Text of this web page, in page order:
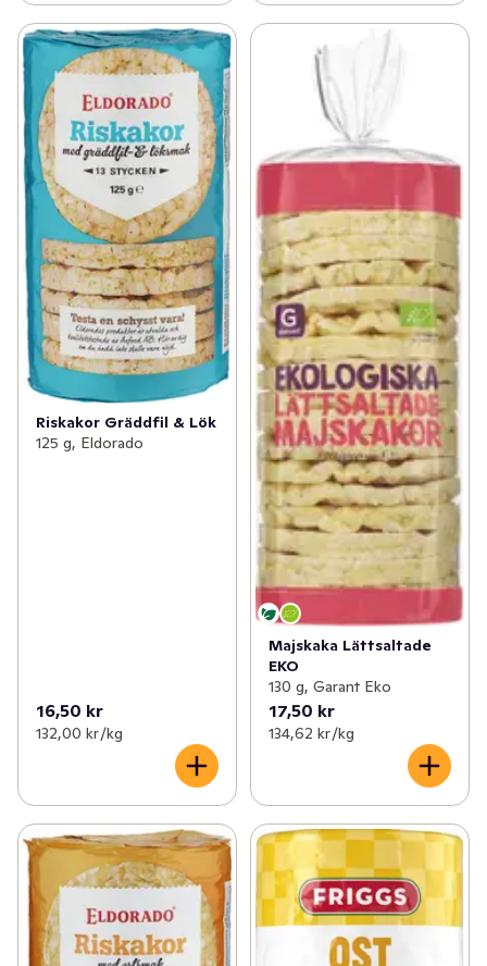
Riskakor Gräddfil & Lök
125 g, Eldorado
16,50 kr
132,00 kr /kg
Majskaka Lättsaltade
EKO
130 g, Garant Eko
17,50 kr
134,62 kr /kg